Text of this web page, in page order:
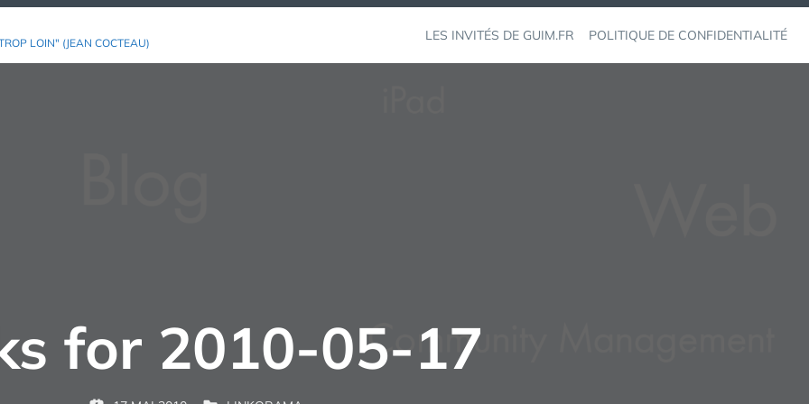
LOIN" (JEAN COCTEAU) LES INVITÉS DE GUIM.FR POLITIQUE DE CONFIDENTIALITÉ
for 2010-05-17